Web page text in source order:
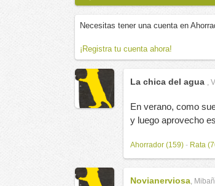
Necesitas tener una cuenta en
¡Registra tu cuenta ahora!
La chica del agua ,
En verano, como
y luego aprovecho
Ahorrador (159) - Rata
Novianerviosa,